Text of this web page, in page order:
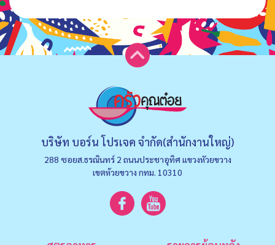
บริษัท บอร์น โปรเจค จำกัด(สำนักงานใหญ่)
288 ซอยส.ธรณินทร์ 2 ถนนประชาอุทิศ แขวงหัวยขวาง
เขตห้วยขวาง กทม. 10310